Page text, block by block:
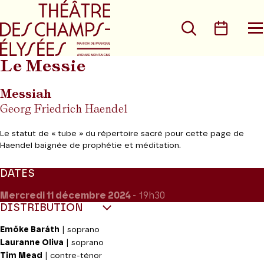
Aller au menu principal
Rechercher
Le Messie
Messiah
Georg Friedrich Haendel
Le statut de « tube » du répertoire sacré pour cette page de
Haendel baignée de prophétie et méditation.
DATES
Mercredi 11 décembre 2024 - 19h30
DISTRIBUTION
Emőke Baráth | soprano
Lauranne Oliva | soprano
Tim Mead
| contre-ténor